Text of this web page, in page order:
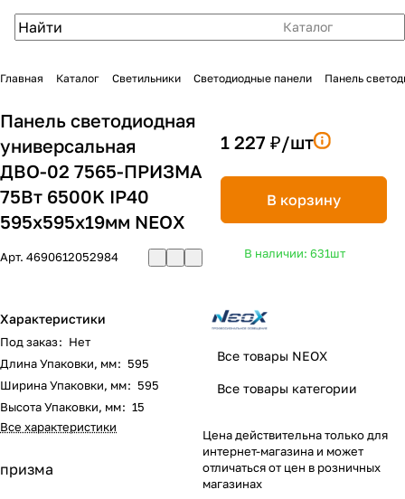
Каталог
Главная Каталог Светильники Светодиодные панели Панель
Панель светодиодная
универсальная
ДВО-02 7565-ПРИЗМА
75Вт 6500K IP40
595х595х19мм NEOX
Арт. 4690612052984
Характеристики
Под заказ: Нет
Длина Упаковки, мм: 595
Ширина Упаковки, мм: 595
Высота Упаковки, мм: 15
Все характеристики
призма
1 227 ₽/шт
В корзину
В наличии: 631шт
Все товары NEOX
Все товары категории
Цена действительна только для
интернет-магазина и может
отличаться от цен в розничных
магазинах